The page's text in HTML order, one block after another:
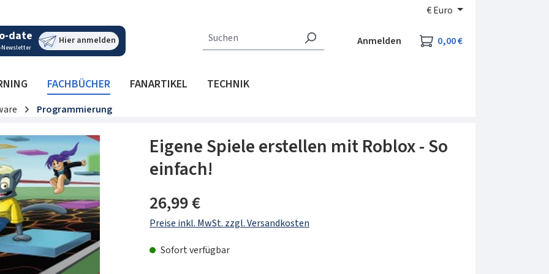
€Euro
date Hier anmelden Anmelden 0,00 €Warenkorb enthält
FACHBÜCHER FANARTIKEL TECHNIK
Programmierung
Eigene Spiele erstellen mit Roblox - So
einfach!
Regulärer Preis:
26,99 €
Preise inkl. MwSt. zzgl. Versandkosten
Sofort verfügbar